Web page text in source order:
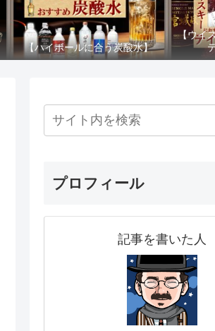
【ハイボールに合う炭酸水】
【ウイ
プロフィール
記事を書いた人